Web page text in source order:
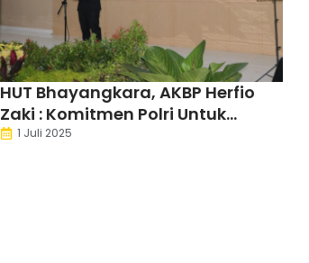
HUT Bhayangkara, AKBP Herfio
Zaki : Komitmen Polri Untuk
Masyarakat
1 Juli 2025